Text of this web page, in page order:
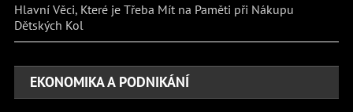
Hlavní Věci, Které je Třeba Mít na Paměti při Nákupu
Dětských Kol
EKONOMIKA A PODNIKÁNÍ